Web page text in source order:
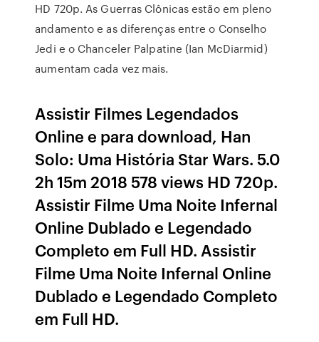
HD 720p. As Guerras Clônicas estão em pleno
andamento e as diferenças entre o Conselho
Jedi e o Chanceler Palpatine (Ian McDiarmid)
aumentam cada vez mais.
Assistir Filmes Legendados
Online e para download, Han
Solo: Uma História Star Wars. 5.0
2h 15m 2018 578 views HD 720p.
Assistir Filme Uma Noite Infernal
Online Dublado e Legendado
Completo em Full HD. Assistir
Filme Uma Noite Infernal Online
Dublado e Legendado Completo
em Full HD.